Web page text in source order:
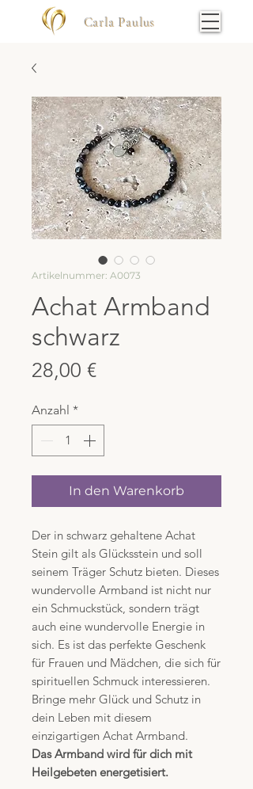
Carla Paulus
Artikelnummer: A0073
Achat Armband
schwarz
28,00 €Preis
Anzahl *
In den Warenkorb
Der in schwarz gehaltene Achat
Stein gilt als Glücksstein und soll
seinem Träger Schutz bieten. Dieses
wundervolle Armband ist nicht nur
ein Schmuckstück, sondern trägt
auch eine wundervolle Energie in
sich. Es ist das perfekte Geschenk
für Frauen und Mädchen, die sich für
spirituellen Schmuck interessieren.
Bringe mehr Glück und Schutz in
dein Leben mit diesem
einzigartigen Achat Armband.
Das Armband wird für dich mit
Heilgebeten energetisiert.